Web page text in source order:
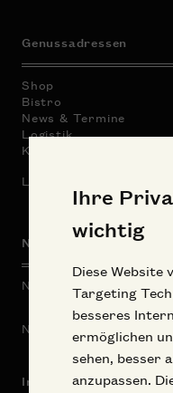
Ihre
wichtig
Diese Website
Targeting
besseres
ermöglichen
sehen, besser
anzupassen.
Genussadressen
Shop
Bistro
News & Termine
Logistik
Kontakt
Landgut am Pößnitzberg
Newsletter
Neuigkeiten & Angebote
Newsletteranmeldung
Impressum